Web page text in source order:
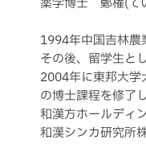
薬学博士 鄭権(て
1994年中国吉林農
その後、留学生と
2004年に東邦大学
の博士課程を修了
和漢方ホールディ
和漢シンカ研究所